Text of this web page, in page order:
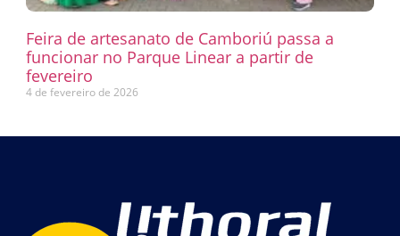
Feira de artesanato de Camboriú passa a
funcionar no Parque Linear a partir de
fevereiro
4 de fevereiro de 2026